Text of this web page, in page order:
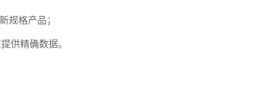
规格产品；
供精确数据。